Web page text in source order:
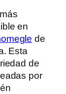
en
de
Esta
de
por